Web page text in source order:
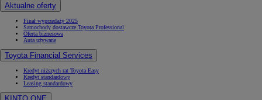
Aktualne oferty
Finał wyprzedaży 2025
Samochody dostawcze Toyota Professional
Oferta biznesowa
Auta używane
Toyota Financial Services
Kredyt niższych rat Toyota Easy
Kredyt standardowy
Leasing standardowy